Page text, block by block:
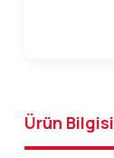
Ürün Bilgisi